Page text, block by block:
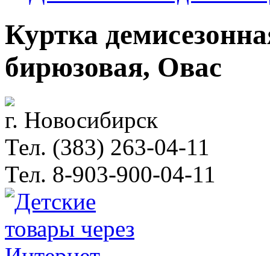
Куртка
бирюзовая, Овас
г. Новосибирск
Тел. (383) 263-04-11
Тел. 8-903-900-04-11